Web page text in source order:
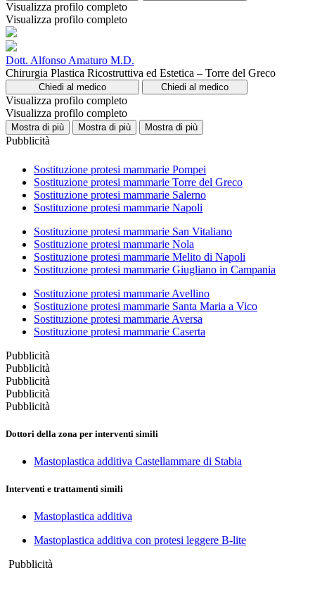
Visualizza profilo completo
Visualizza profilo completo
Dott. Alfonso Amaturo M.D.
Chirurgia Plastica Ricostruttiva ed Estetica – Torre del Greco
Chiedi al medico Chiedi al medico
Visualizza profilo completo
Visualizza profilo completo
Mostra di più Mostra di più Mostra di più
Pubblicità
Sostituzione protesi mammarie Pompei
Sostituzione protesi mammarie Torre del Greco
Sostituzione protesi mammarie Salerno
Sostituzione protesi mammarie Napoli
Sostituzione protesi mammarie San Vitaliano
Sostituzione protesi mammarie Nola
Sostituzione protesi mammarie Melito di Napoli
Sostituzione protesi mammarie Giugliano in Campania
Sostituzione protesi mammarie Avellino
Sostituzione protesi mammarie Santa Maria a Vico
Sostituzione protesi mammarie Aversa
Sostituzione protesi mammarie Caserta
Pubblicità
Pubblicità
Pubblicità
Pubblicità
Pubblicità
Dottori della zona per interventi simili
Mastoplastica additiva Castellammare di Stabia
Interventi e trattamenti simili
Mastoplastica additiva
Mastoplastica additiva con protesi leggere B-lite
Pubblicità